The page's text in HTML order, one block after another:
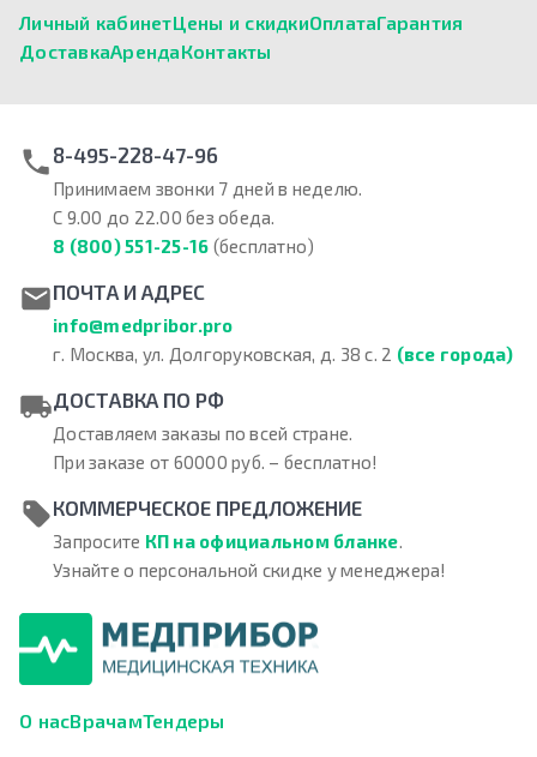
Личный кабинетЦены и скидкиОплатаГарантия
ДоставкаАрендаКонтакты
8-495-228-47-96
Принимаем звонки 7 дней в неделю.
С 9.00 до 22.00 без обеда.
8 (800) 551-25-16 (бесплатно)
ПОЧТА И АДРЕС
info@medpribor.pro
г. Москва, ул. Долгоруковская, д. 38 с. 2 (все города)
ДОСТАВКА ПО РФ
Доставляем заказы по всей стране.
При заказе от 60000 руб. – бесплатно!
КОММЕРЧЕСКОЕ ПРЕДЛОЖЕНИЕ
Запросите КП на официальном бланке.
Узнайте о персональной скидке у менеджера!
О насВрачамТендеры